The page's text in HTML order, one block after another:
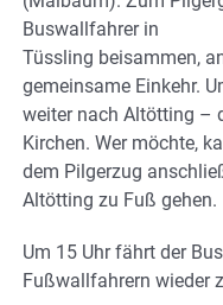
Buswallfahrer in
Tüssling beisammen,
gemeinsame Einkehr.
weiter nach Altötting –
Kirchen. Wer möchte,
dem Pilgerzug
Altötting zu Fuß gehen.
Um 15 Uhr fährt der
Fußwallfahrern wieder